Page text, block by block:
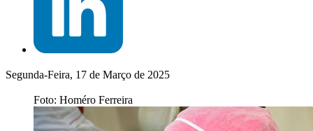
Segunda-Feira, 17 de Março de 2025
Foto: Homéro Ferreira